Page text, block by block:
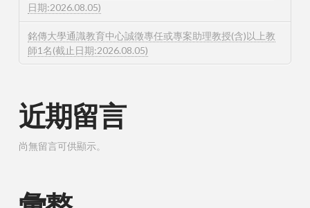
日期:2026.08.05)
銘傳大學通識教育中心誠徵專任或專案助理教授(含)以上教
師1名(截止日期:2026.08.05)
近期留言
尚無留言可供顯示。